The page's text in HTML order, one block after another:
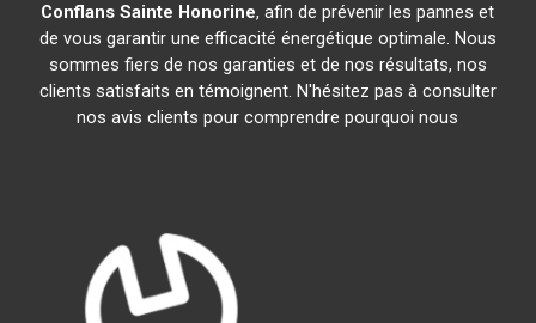
Conflans Sainte Honorine, afin de prévenir les pannes et
de vous garantir une efficacité énergétique optimale. Nous
sommes fiers de nos garanties et de nos résultats, nos
clients satisfaits en témoignent. N'hésitez pas à consulter
nos avis clients pour comprendre pourquoi nous